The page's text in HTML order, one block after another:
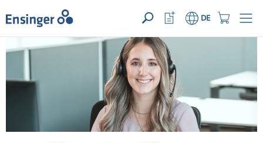
IHRE ANFRAGE ({{productCount}} Produkte)
ÖFFNEN
Startseite DE
Watchlist
Button
können
Ihnen